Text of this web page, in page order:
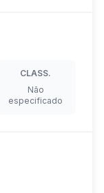
CLASS.
Não
especificado